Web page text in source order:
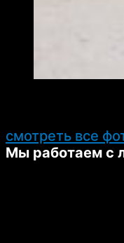
смотреть все
Мы работаем с